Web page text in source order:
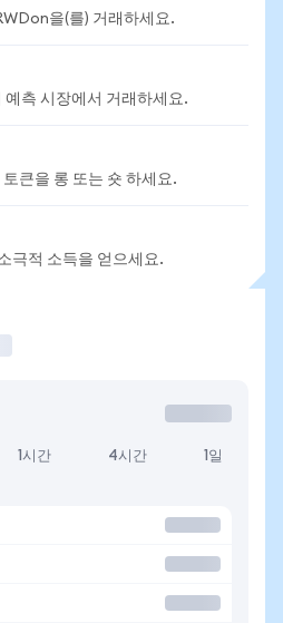
을(를) 거래하세요.
측 시장에서 거래하세요.
큰을 롱 또는 숏 하세요.
극적 소득을 얻으세요.
1시간 4시간 1일